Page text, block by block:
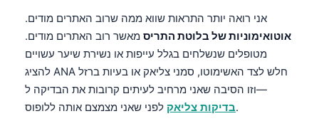
אני רואה יותר התראות שווא ממה שרוב האתרים מודים.
אוטואימוניות של בלוטת התריס מאשר רוב האתרים מודים.
מטופלים שנשלחים בגלל עייפות או נשירת שיער עשויים
להציג ANA חלש לצד האשימוטו, סמני צליאק או בעיות ברזל
—וזו הסיבה שאני מרחיב לעיתים קרובות את הבדיקה ל
בדיקות צליאקלפני שאני מצמצם אותה ללופוס.